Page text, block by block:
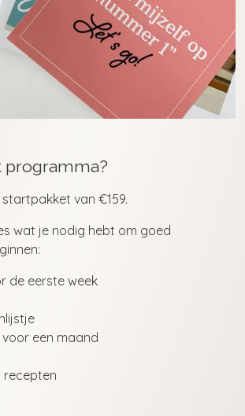
programma?
van €159.
wat je nodig hebt om goed
de eerste week
een maand
recepten